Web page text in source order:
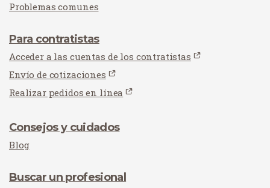
Problemas comunes
Para contratistas
Acceder a las cuentas de los contratistas
Envío de cotizaciones
Realizar pedidos en línea
Consejos y cuidados
Blog
Buscar un profesional